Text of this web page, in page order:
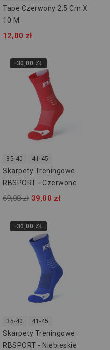
Tape Czerwony 2,5 Cm X
10 M
12,00 zł
-30,00 ZŁ
35-40 41-45
Skarpety Treningowe
RBSPORT - Czerwone
69,00 zł 39,00 zł
-30,00 ZŁ
35-40 41-45
Skarpety Treningowe
RBSPORT - Niebieskie